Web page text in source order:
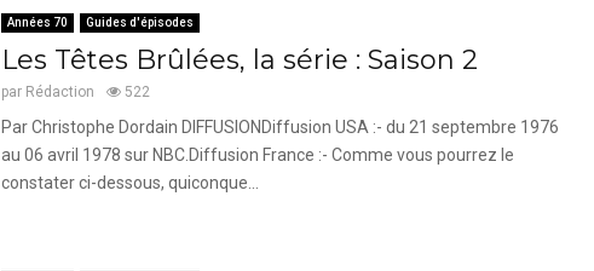
Années 70 Guides d'épisodes
Les Têtes Brûlées, la série : Saison 2
par Rédaction 522
Par Christophe Dordain DIFFUSIONDiffusion USA :- du 21 septembre 1976
au 06 avril 1978 sur NBC.Diffusion France :- Comme vous pourrez le
constater ci-dessous, quiconque...